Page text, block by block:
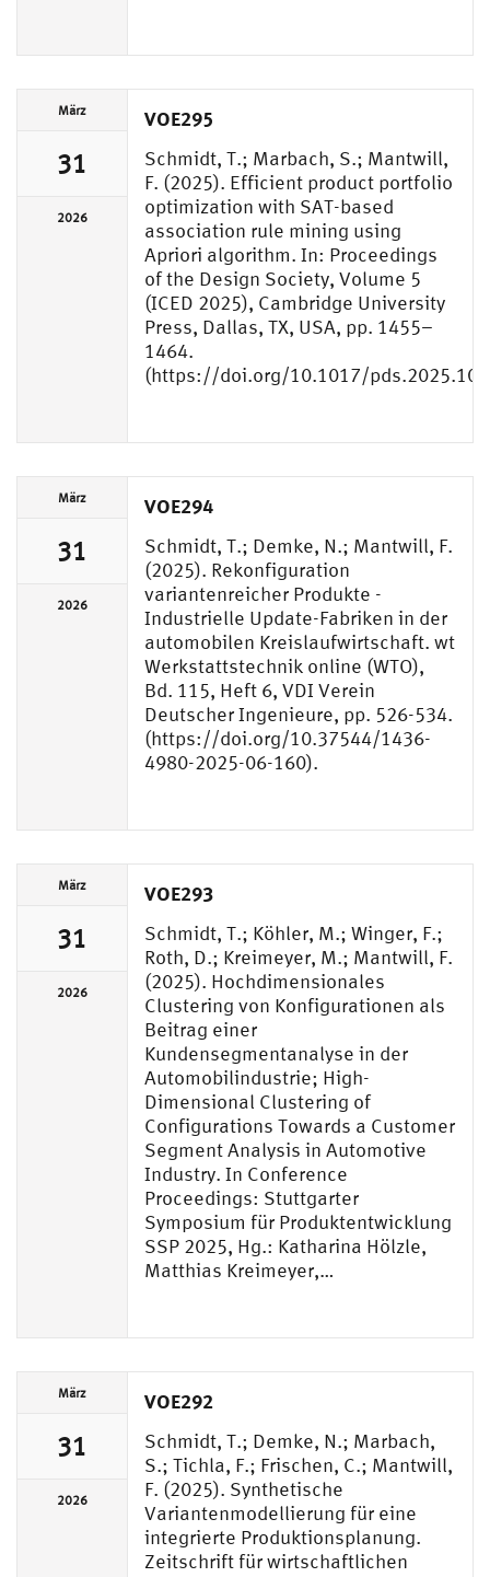
März
31
2026
VOE295
Schmidt, T.; Marbach, S.; Mantwill,
F. (2025). Efficient product portfolio
optimization with SAT-based
association rule mining using
Apriori algorithm. In: Proceedings
of the Design Society, Volume 5
(ICED 2025), Cambridge University
Press, Dallas, TX, USA, pp. 1455–
1464.
(https://doi.org/10.1017/
März
31
2026
VOE294
Schmidt, T.; Demke, N.; Mantwill, F.
(2025). Rekonfiguration
variantenreicher Produkte -
Industrielle Update-Fabriken in der
automobilen Kreislaufwirtschaft. wt
Werkstattstechnik online (WTO),
Bd. 115, Heft 6, VDI Verein
Deutscher Ingenieure, pp. 526-534.
(https://doi.org/10.37544/1436-
4980-2025-06-160).
März
31
2026
VOE293
Schmidt, T.; Köhler, M.; Winger, F.;
Roth, D.; Kreimeyer, M.; Mantwill, F.
(2025). Hochdimensionales
Clustering von Konfigurationen als
Beitrag einer
Kundensegmentanalyse in der
Automobilindustrie; High-
Dimensional Clustering of
Configurations Towards a Customer
Segment Analysis in Automotive
Industry. In Conference
Proceedings: Stuttgarter
Symposium für Produktentwicklung
SSP 2025, Hg.: Katharina Hölzle,
Matthias Kreimeyer,…
März
31
2026
VOE292
Schmidt, T.; Demke, N.; Marbach,
S.; Tichla, F.; Frischen, C.; Mantwill,
F. (2025). Synthetische
Variantenmodellierung für eine
integrierte Produktionsplanung.
Zeitschrift für wirtschaftlichen